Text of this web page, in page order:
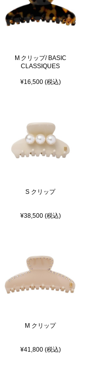
M クリップ/ BASIC
CLASSIQUES
¥16,500 (税込)
S クリップ
¥38,500 (税込)
M クリップ
¥41,800 (税込)